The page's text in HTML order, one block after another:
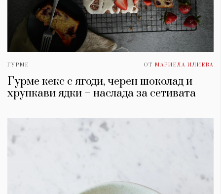
ГУРМЕ ОТ МАРИЕЛА ИЛИЕВА
Гурме кекс с ягоди, черен шоколад и
хрупкави ядки – наслада за сетивата